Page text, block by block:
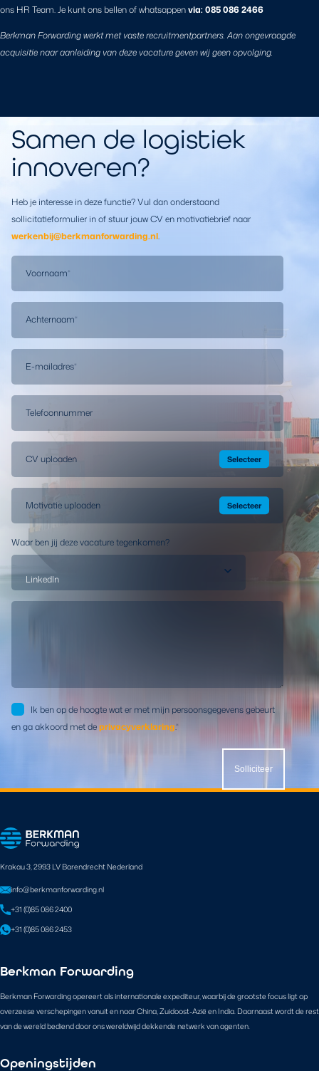
ons HR Team. Je kunt ons bellen of whatsappenvia: 085 086 2466
Berkman Forwarding werkt met vaste recruitmentpartners. Aan ongevraagde
acquisitie naar aanleiding van deze vacature geven wij geen opvolging.
Samen de logistiek
innoveren?
Heb je interesse in deze functie? Vul dan onderstaand
sollicitatieformulier in of stuur jouw CV en motivatiebrief naar
werkenbij@berkmanforwarding.nl.
Voornaam*
Achternaam*
E-mailadres*
Telefoonnummer
CV uploaden
Motivatie uploaden
Waar ben jij deze vacature tegenkomen?
Ik ben op de hoogte wat er met mijn persoonsgegevens gebeurt
en ga akkoord met deprivacyverklaring.*
Solliciteer
Krakau 3, 2993 LV Barendrecht Nederland
info@berkmanforwarding.nl
+31 (0)85 086 2400
+31 (0)85 086 2453
Berkman Forwarding
Berkman Forwarding opereert als internationale expediteur, waarbij de grootste focus ligt op
overzeese verschepingen vanuit en naar China, Zuidoost-Azië en India. Daarnaast wordt de rest
van de wereld bediend door ons wereldwijd dekkende netwerk van agenten.
Openingstijden